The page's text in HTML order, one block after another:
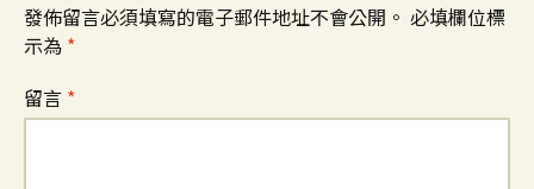
發佈留言必須填寫的電子郵件地址不會公開。 必填欄位標
示為 *
留言 *